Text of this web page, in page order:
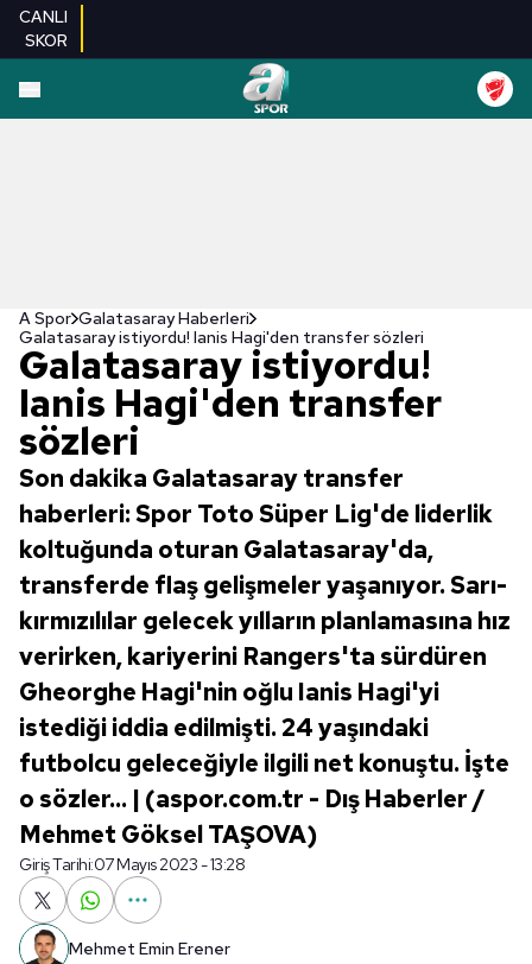
CANLI
SKOR
A Spor Galatasaray Haberleri
Galatasaray istiyordu! Ianis Hagi'den transfer sözleri
Galatasaray istiyordu!
Ianis Hagi'den transfer
sözleri
Son dakika Galatasaray transfer
haberleri: Spor Toto Süper Lig'de liderlik
koltuğunda oturan Galatasaray'da,
transferde flaş gelişmeler yaşanıyor. Sarı-
kırmızılılar gelecek yılların planlamasına hız
verirken, kariyerini Rangers'ta sürdüren
Gheorghe Hagi'nin oğlu Ianis Hagi'yi
istediği iddia edilmişti. 24 yaşındaki
futbolcu geleceğiyle ilgili net konuştu. İşte
o sözler... | (aspor.com.tr - Dış Haberler /
Mehmet Göksel TAŞOVA)
Giriş Tarihi:07 Mayıs 2023 - 13:28
Mehmet Emin Erener